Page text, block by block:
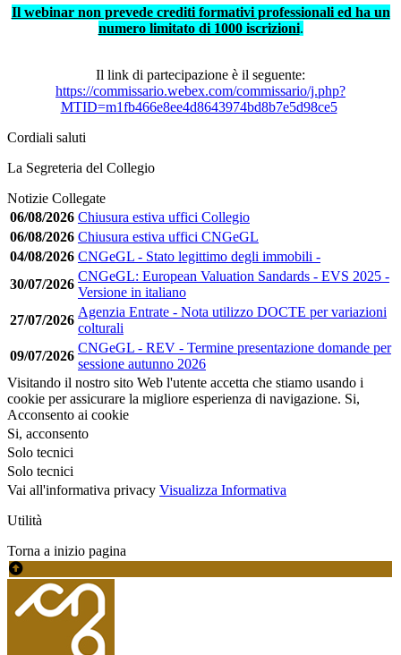
Il webinar non prevede crediti formativi professionali ed ha un
numero limitato di 1000 iscrizioni.
Il link di partecipazione è il seguente:
https://commissario.webex.com/commissario/j.php?
MTID=m1fb466e8ee4d8643974bd8b7e5d98ce5
Cordiali saluti
La Segreteria del Collegio
Notizie Collegate
06/08/2026 Chiusura estiva uffici Collegio
06/08/2026 Chiusura estiva uffici CNGeGL
04/08/2026 CNGeGL - Stato legittimo degli immobili -
30/07/2026
CNGeGL: European Valuation Sandards - EVS 2025 -
Versione in italiano
27/07/2026
Agenzia Entrate - Nota utilizzo DOCTE per variazioni
colturali
09/07/2026
CNGeGL - REV - Termine presentazione domande per
sessione autunno 2026
Visitando il nostro sito Web l'utente accetta che stiamo usando i
cookie per assicurare la migliore esperienza di navigazione. Si,
Acconsento ai cookie
Si, acconsento
Solo tecnici
Solo tecnici
Vai all'informativa privacy Visualizza Informativa
Utilità
Torna a inizio pagina